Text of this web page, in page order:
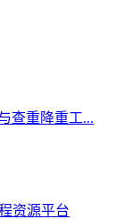
查重降重工...
资源平台